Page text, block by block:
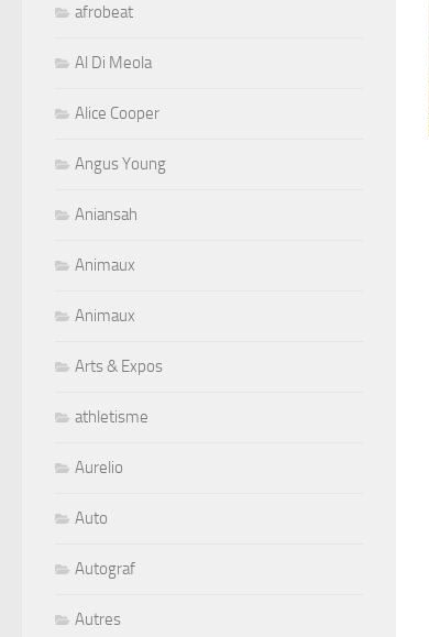
afrobeat
Al Di Meola
Alice Cooper
Angus Young
Aniansah
Animaux
Animaux
Arts & Expos
athletisme
Aurelio
Auto
Autograf
Autres